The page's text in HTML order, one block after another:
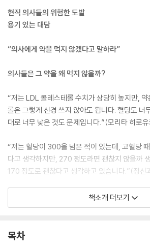
현직 의사들의 위험한 도발
용기 있는 대담
“의사에게 약을 먹지 않겠다고 말하라”
의사들은 그 약을 왜 먹지 않을까?
“저는 LDL 콜레스테롤 수치가 상당히 높지만,
롤은 그렇게 신경 쓰지 않아도 됩니다. 혈당도 너
대로 너무 낮은 것도 문제입니다.”(모리타 히로
“저는 혈당이 300을 넘은 적이 있는데, 고혈당
다고 생각하지만, 270 정도라면 괜찮지 않을까
170 정도로 괜찮다고 생각하고 있습니다.”(정신
50대 이후가 되면 각종 건강검진을 통해 우리 몸
호르몬이나 콜레스테롤, 혈압, 혈액 속의 당 수치
서 진료를 받기도 쉽고 약도 쉽게 처방받을 수 있
책소개 더보기
목차